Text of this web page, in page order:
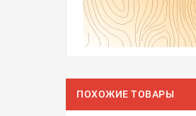
ПОХОЖИЕ ТОВАРЫ